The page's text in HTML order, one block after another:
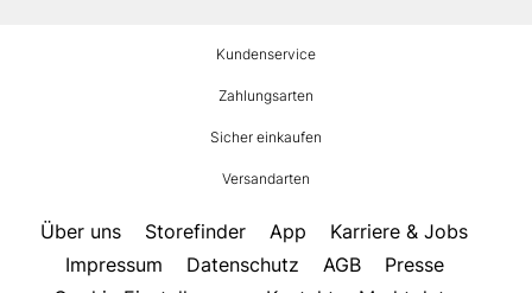
Kundenservice
Zahlungsarten
Sicher einkaufen
Versandarten
Über uns Storefinder App
Karriere & Jobs
Impressum
Datenschutz AGB
Presse